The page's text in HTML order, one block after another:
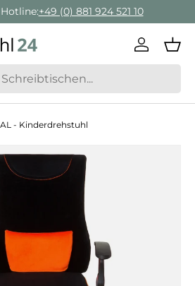
+49 (0) 881 924 521 10
- Kinderdrehstuhl
springen